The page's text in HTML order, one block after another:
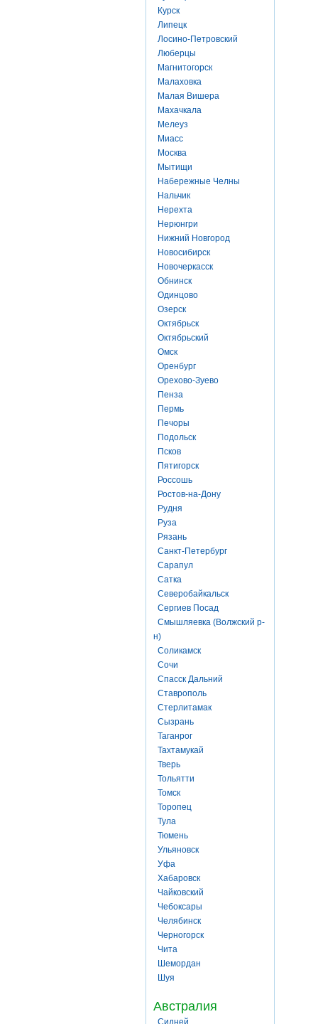
Курск
Липецк
Лосино-Петровский
Люберцы
Магнитогорск
Малаховка
Малая Вишера
Махачкала
Мелеуз
Миасс
Москва
Мытищи
Набережные Челны
Нальчик
Нерехта
Нерюнгри
Нижний Новгород
Новосибирск
Новочеркасск
Обнинск
Одинцово
Озерск
Октябрьск
Октябрьский
Омск
Оренбург
Орехово-Зуево
Пенза
Пермь
Печоры
Подольск
Псков
Пятигорск
Россошь
Ростов-на-Дону
Рудня
Руза
Рязань
Санкт-Петербург
Сарапул
Сатка
Северобайкальск
Сергиев Посад
Смышляевка (Волжский р-
н)
Соликамск
Сочи
Спасск Дальний
Ставрополь
Стерлитамак
Сызрань
Таганрог
Тахтамукай
Тверь
Тольятти
Томск
Торопец
Тула
Тюмень
Ульяновск
Уфа
Хабаровск
Чайковский
Чебоксары
Челябинск
Черногорск
Чита
Шемордан
Шуя
Австралия
Сидней